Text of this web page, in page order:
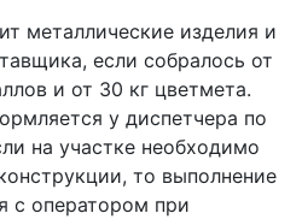
металлические изделия и
если собралось от
и от 30 кг цветмета.
у диспетчера по
на участке необходимо
то выполнение
с оператором при